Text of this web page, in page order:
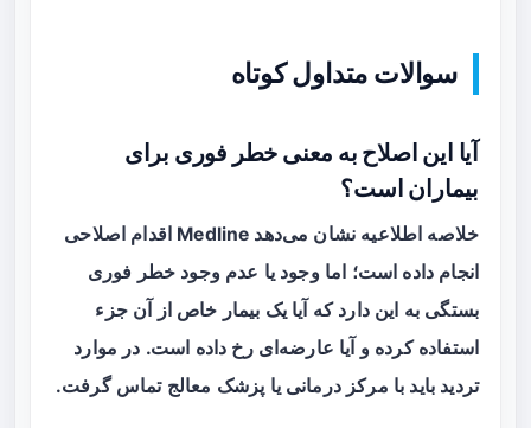
سوالات متداول کوتاه
آیا این اصلاح به معنی خطر فوری برای
بیماران است؟
خلاصه اطلاعیه نشان می‌دهد Medline اقدام اصلاحی
انجام داده است؛ اما وجود یا عدم وجود خطر فوری
بستگی به این دارد که آیا یک بیمار خاص از آن جزء
استفاده کرده و آیا عارضه‌ای رخ داده است. در موارد
تردید باید با مرکز درمانی یا پزشک معالج تماس گرفت.